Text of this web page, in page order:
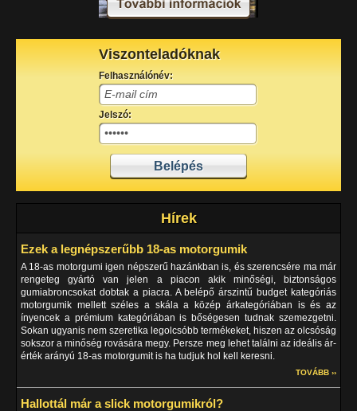
Viszonteladóknak
Felhasználónév:
Jelszó:
Hírek
Ezek a legnépszerűbb 18-as motorgumik
A 18-as motorgumi igen népszerű hazánkban is, és szerencsére ma már
rengeteg gyártó van jelen a piacon akik minőségi, biztonságos
gumiabroncsokat dobtak a piacra. A belépő árszintű budget kategóriás
motorgumik mellett széles a skála a közép árkategóriában is és az
ínyencek a prémium kategóriában is bőségesen tudnak szemezgetni.
Sokan ugyanis nem szeretika legolcsóbb termékeket, hiszen az olcsóság
sokszor a minőség rovására megy. Persze meg lehet találni az ideális ár-
érték arányú 18-as motorgumit is ha tudjuk hol kell keresni.
TOVÁBB ››
Hallottál már a slick motorgumikról?